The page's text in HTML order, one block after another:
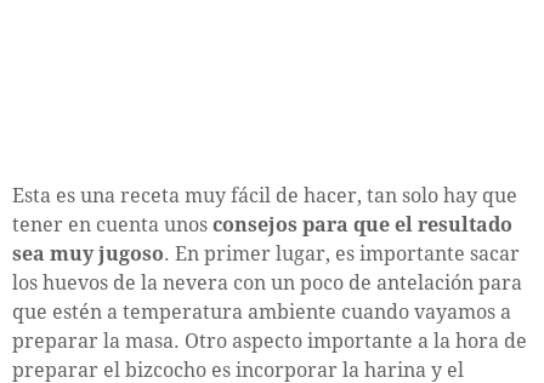
Esta es una receta muy fácil de hacer, tan solo hay que
tener en cuenta unos consejos para que el resultado
sea muy jugoso. En primer lugar, es importante sacar
los huevos de la nevera con un poco de antelación para
que estén a temperatura ambiente cuando vayamos a
preparar la masa. Otro aspecto importante a la hora de
preparar el bizcocho es incorporar la harina y el